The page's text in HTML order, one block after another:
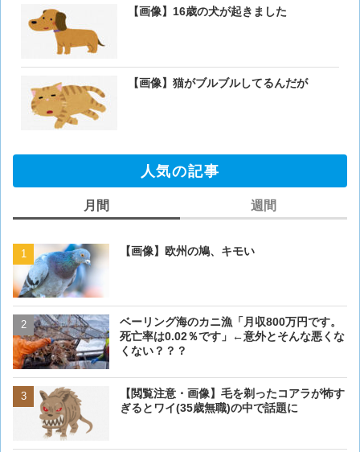
【画像】16歳の犬が起きました
【画像】猫がブルブルしてるんだが
人気の記事
月間
【画像】欧州の鳩、キモい
ベーリング海のカニ漁「月収800万円です。
死亡率は0.02％です」←意外とそんな悪くな
くない？？？
【閲覧注意・画像】毛を剃ったコアラが怖す
ぎるとワイ(35歳無職)の中で話題に
週間
【画像】欧州の鳩、キモい
【閲覧注意・画像】毛を剃
ぎるとワイ(35歳無職)の中
【画像大量！】イッヌさん
も上手い